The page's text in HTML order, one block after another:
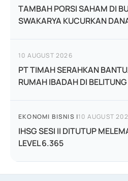
TAMBAH PORSI SAHAM DI
SWAKARYA KUCURKAN
10 AUGUST 2026
PT TIMAH SERAHKAN
RUMAH IBADAH DI BELITUNG
EKONOMI BISNIS |10 AUGUST
IHSG SESI II DITUTUP
LEVEL 6.365